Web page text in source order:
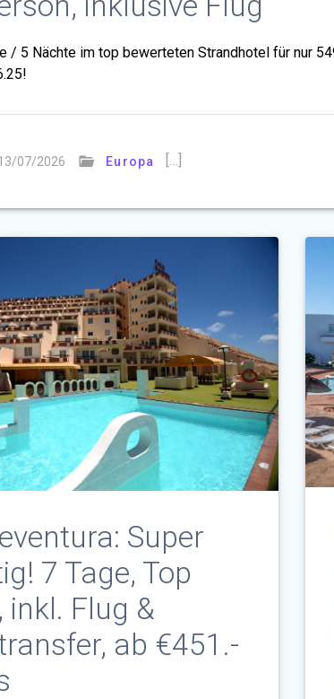
/ 5 Nächte im top bewerteten Strandhotel für nur
07/2026 Europa […]
Super
7 Tage, Top
inkl. Flug &
ab €451.-